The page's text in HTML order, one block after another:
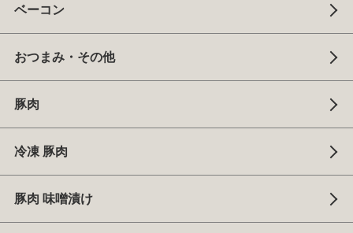
ベーコン
おつまみ・その他
豚肉
冷凍 豚肉
豚肉 味噌漬け